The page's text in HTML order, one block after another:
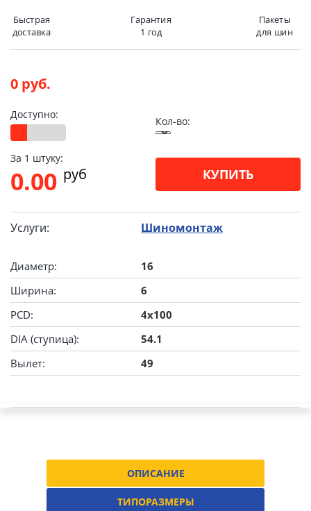
Быстрая
доставка
Гарантия
1 год
Пакеты
для шин
0 руб.
Доступно:
Кол-во:
За 1 штуку:
0.00 pуб КУПИТЬ
Услуги: Шиномонтаж
Диаметр:
16
Ширина:
6
PCD:
4x100
DIA (ступица):
54.1
Вылет:
49
ОПИСАНИЕ
ТИПОРАЗМЕРЫ